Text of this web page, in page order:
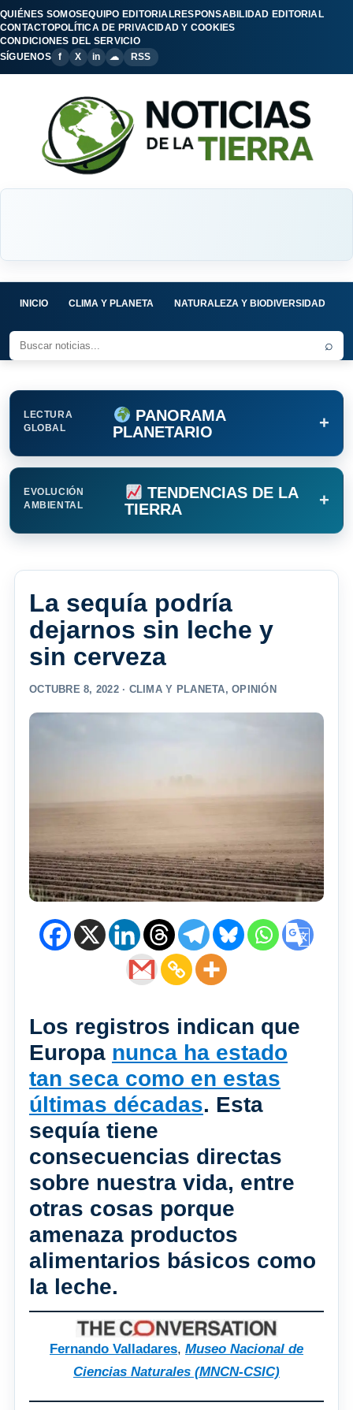
QUIÉNES SOMOSEQUIPO EDITORIALRESPONSABILIDAD EDITORIAL
CONTACTOPOLÍTICA DE PRIVACIDAD Y COOKIES
CONDICIONES DEL SERVICIO
SÍGUENOS
f X in ☁ RSS
INICIO CLIMA Y PLANETA NATURALEZA Y BIODIVERSIDAD
⌕
LECTURA
GLOBAL
PANORAMA
PLANETARIO
+
EVOLUCIÓN
AMBIENTAL
TENDENCIAS DE LA
TIERRA
+
La sequía podría
dejarnos sin leche y
sin cerveza
OCTUBRE 8, 2022 · CLIMA Y PLANETA,OPINIÓN
Los registros indican que
Europa nunca ha estado
tan seca como en estas
últimas décadas. Esta
sequía tiene
consecuencias directas
sobre nuestra vida, entre
otras cosas porque
amenaza productos
alimentarios básicos como
la leche.
Fernando Valladares, Museo Nacional de
Ciencias Naturales (MNCN-CSIC)